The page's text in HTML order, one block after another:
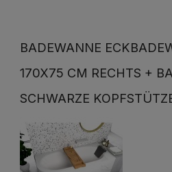
BADEWANNE
170X75 CM RECHTS +
SCHWARZE